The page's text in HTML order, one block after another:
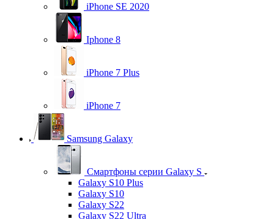
iPhone SE 2020
Iphone 8
iPhone 7 Plus
iPhone 7
Samsung Galaxy
Смартфоны серии Galaxy S
Galaxy S10 Plus
Galaxy S10
Galaxy S22
Galaxy S22 Ultra